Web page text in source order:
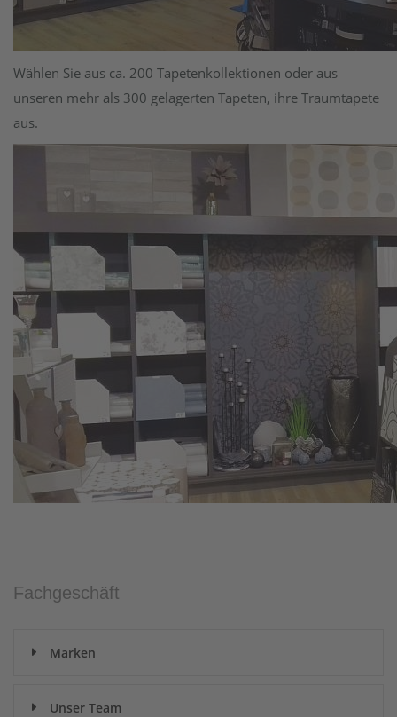
Wählen Sie aus ca. 200 Tapetenkollektionen oder aus
unseren mehr als 300 gelagerten Tapeten, ihre Traumtapete
aus.
Fachgeschäft
Marken
Unser Team